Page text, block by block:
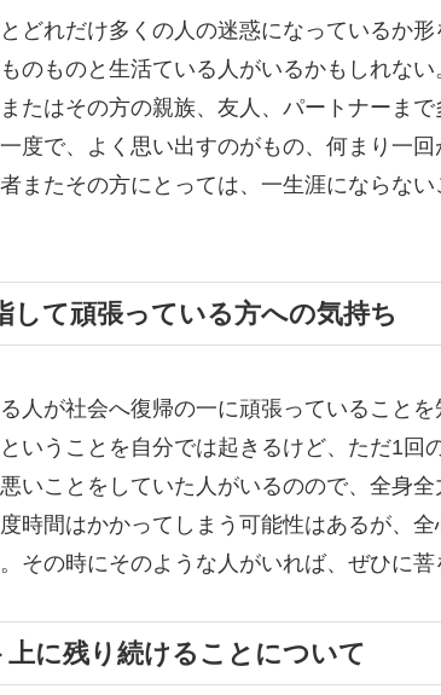
どれだけ多くの人の迷惑になっているか
のものと生活ている人がいるかもしれな
たはその方の親族、友人、パートナーま
度で、よく思い出すのがもの、何まり一
またその方にとっては、一生涯にならな
して頑張っている方への気持ち
人が社会へ復帰の一に頑張っていることを
いうことを自分では起きるけど、ただ1回
いことをしていた人がいるのので、全身
時間はかかってしまう可能性はあるが、
その時にそのような人がいれば、ぜひに菩
上に残り続けることについて